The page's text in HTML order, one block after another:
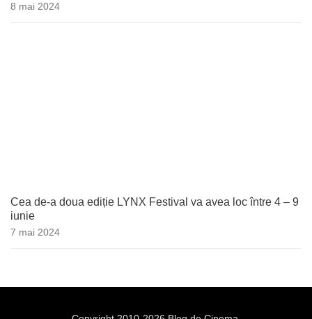
8 mai 2024
Cea de-a doua ediție LYNX Festival va avea loc între 4 – 9
iunie
7 mai 2024